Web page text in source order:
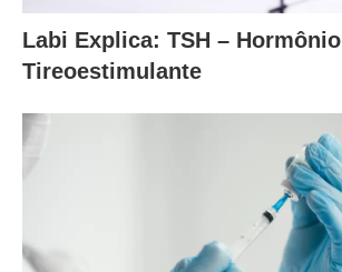
Labi Explica: TSH – Hormônio
Tireoestimulante